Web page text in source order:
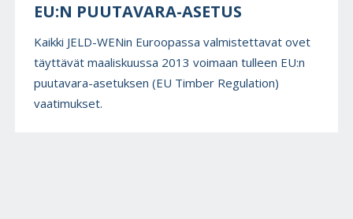
EU:N PUUTAVARA-ASETUS
Kaikki JELD-WENin Euroopassa valmistettavat ovet
täyttävät maaliskuussa 2013 voimaan tulleen EU:n
puutavara-asetuksen (EU Timber Regulation)
vaatimukset.